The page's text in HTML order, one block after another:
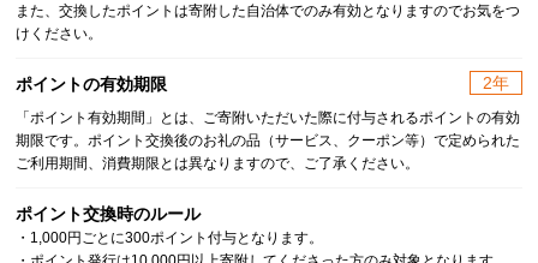
また、交換したポイントは寄附した自治体でのみ有効となりますのでお気をつ
けください。
ポイントの有効期限 2年
「ポイント有効期間」とは、ご寄附いただいた際に付与されるポイントの有効
期限です。ポイント交換後のお礼の品（サービス、クーポン等）で定められた
ご利用期間、消費期限とは異なりますので、ご了承ください。
ポイント交換時のルール
・1,000円ごとに300ポイント付与となります。